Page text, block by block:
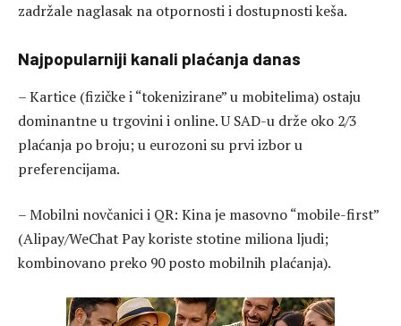
zadržale naglasak na otpornosti i dostupnosti keša.
Najpopularniji kanali plaćanja danas
– Kartice (fizičke i “tokenizirane” u mobitelima) ostaju
dominantne u trgovini i online. U SAD-u drže oko 2/3
plaćanja po broju; u eurozoni su prvi izbor u
preferencijama.
– Mobilni novčanici i QR: Kina je masovno “mobile-first”
(Alipay/WeChat Pay koriste stotine miliona ljudi;
kombinovano preko 90 posto mobilnih plaćanja).